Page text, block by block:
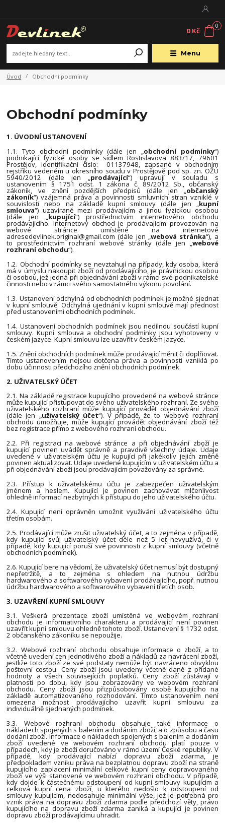
Menu
0
0 Kč
Úvod Obchodní podmínky
Obchodní podmínky
1. ÚVODNÍ USTANOVENÍ
1.1. Tyto obchodní podmínky (dále jen „obchodní podmínky“)
podnikající fyzické osoby se sídlem Rostislavova 883/17, 79601
Prostějov, identifikační číslo: 01137948, zapsané v obchodním
rejstříku vedeném u okresního soudu v Prostějově pod sp. zn. OŽÚ
5940/2012 (dále jen „prodávající“) upravují v souladu s
ustanovením § 1751 odst. 1 zákona č. 89/2012 Sb., občanský
zákoník, ve znění pozdějších předpisů (dále jen „občanský
zákoník“) vzájemná práva a povinnosti smluvních stran vzniklé v
souvislosti nebo na základě kupní smlouvy (dále jen „kupní
smlouva“) uzavírané mezi prodávajícím a jinou fyzickou osobou
(dále jen „kupující“) prostřednictvím internetového obchodu
prodávajícího. Internetový obchod je prodávajícím provozován na
webové stránce umístěné na internetové
adresedevlinek.original@gmail.com (dále jen „webová stránka“), a
to prostřednictvím rozhraní webové stránky (dále jen „webové
rozhraní obchodu“).
1.2. Obchodní podmínky se nevztahují na případy, kdy osoba, která
má v úmyslu nakoupit zboží od prodávajícího, je právnickou osobou
či osobou, jež jedná při objednávání zboží v rámci své podnikatelské
činnosti nebo v rámci svého samostatného výkonu povolání.
1.3. Ustanovení odchylná od obchodních podmínek je možné sjednat
v kupní smlouvě. Odchylná ujednání v kupní smlouvě mají přednost
před ustanoveními obchodních podmínek.
1.4. Ustanovení obchodních podmínek jsou nedílnou součástí kupní
smlouvy. Kupní smlouva a obchodní podmínky jsou vyhotoveny v
českém jazyce. Kupní smlouvu lze uzavřít v českém jazyce.
1.5. Znění obchodních podmínek může prodávající měnit či doplňovat.
Tímto ustanovením nejsou dotčena práva a povinnosti vzniklá po
dobu účinnosti předchozího znění obchodních podmínek.
2. UŽIVATELSKÝ ÚČET
2.1. Na základě registrace kupujícího provedené na webové stránce
může kupující přistupovat do svého uživatelského rozhraní. Ze svého
uživatelského rozhraní může kupující provádět objednávání zboží
(dále jen „uživatelský účet“). V případě, že to webové rozhraní
obchodu umožňuje, může kupující provádět objednávání zboží též
bez registrace přímo z webového rozhraní obchodu.
2.2. Při registraci na webové stránce a při objednávání zboží je
kupující povinen uvádět správně a pravdivě všechny údaje. Údaje
uvedené v uživatelském účtu je kupující při jakékoliv jejich změně
povinen aktualizovat. Údaje uvedené kupujícím v uživatelském účtu a
při objednávání zboží jsou prodávajícím považovány za správné.
2.3. Přístup k uživatelskému účtu je zabezpečen uživatelským
jménem a heslem. Kupující je povinen zachovávat mlčenlivost
ohledně informací nezbytných k přístupu do jeho uživatelského účtu.
2.4. Kupující není oprávněn umožnit využívání uživatelského účtu
třetím osobám.
2.5. Prodávající může zrušit uživatelský účet, a to zejména v případě,
kdy kupující svůj uživatelský účet déle než 5 let nevyužívá, či v
případě, kdy kupující poruší své povinnosti z kupní smlouvy (včetně
obchodních podmínek).
2.6. Kupující bere na vědomí, že uživatelský účet nemusí být dostupný
nepřetržitě, a to zejména s ohledem na nutnou údržbu
hardwarového a softwarového vybavení prodávajícího, popř. nutnou
údržbu hardwarového a softwarového vybavení třetích osob.
3. UZAVŘENÍ KUPNÍ SMLOUVY
3.1. Veškerá prezentace zboží umístěná ve webovém rozhraní
obchodu je informativního charakteru a prodávající není povinen
uzavřít kupní smlouvu ohledně tohoto zboží. Ustanovení § 1732 odst.
2 občanského zákoníku se nepoužije.
3.2. Webové rozhraní obchodu obsahuje informace o zboží, a to
včetně uvedení cen jednotlivého zboží a nákladů za navrácení zboží,
jestliže toto zboží ze své podstaty nemůže být navráceno obvyklou
poštovní cestou. Ceny zboží jsou uvedeny včetně daně z přidané
hodnoty a všech souvisejících poplatků. Ceny zboží zůstávají v
platnosti po dobu, kdy jsou zobrazovány ve webovém rozhraní
obchodu. Ceny zboží jsou přizpůsobovány osobě kupujícího na
základě automatizovaného rozhodování. Tímto ustanovením není
omezena možnost prodávajícího uzavřít kupní smlouvu za
individuálně sjednaných podmínek.
3.3. Webové rozhraní obchodu obsahuje také informace o
nákladech spojených s balením a dodáním zboží, a o způsobu a času
dodání zboží. Informace o nákladech spojených s balením a dodáním
zboží uvedené ve webovém rozhraní obchodu platí pouze v
případech, kdy je zboží doručováno v rámci území České republiky. V
případě, kdy prodávající nabízí dopravu zboží zdarma, je
předpokladem vzniku práva na bezplatnou dopravu zboží na straně
kupujícího zaplacení minimální celkové kupní ceny dopravovaného
zboží ve výši stanovené ve webovém rozhraní obchodu. V případě,
kdy dojde k částečnému odstoupení od kupní smlouvy kupujícím a
celková kupní cena zboží, u kterého nedošlo k odstoupení od
smlouvy kupujícím, nedosahuje minimální výše, jež je potřebná pro
vznik práva na dopravu zboží zdarma podle předchozí věty, právo
kupujícího na dopravu zboží zdarma zaniká a kupující je povinen
dopravu zboží prodávajícímu uhradit.